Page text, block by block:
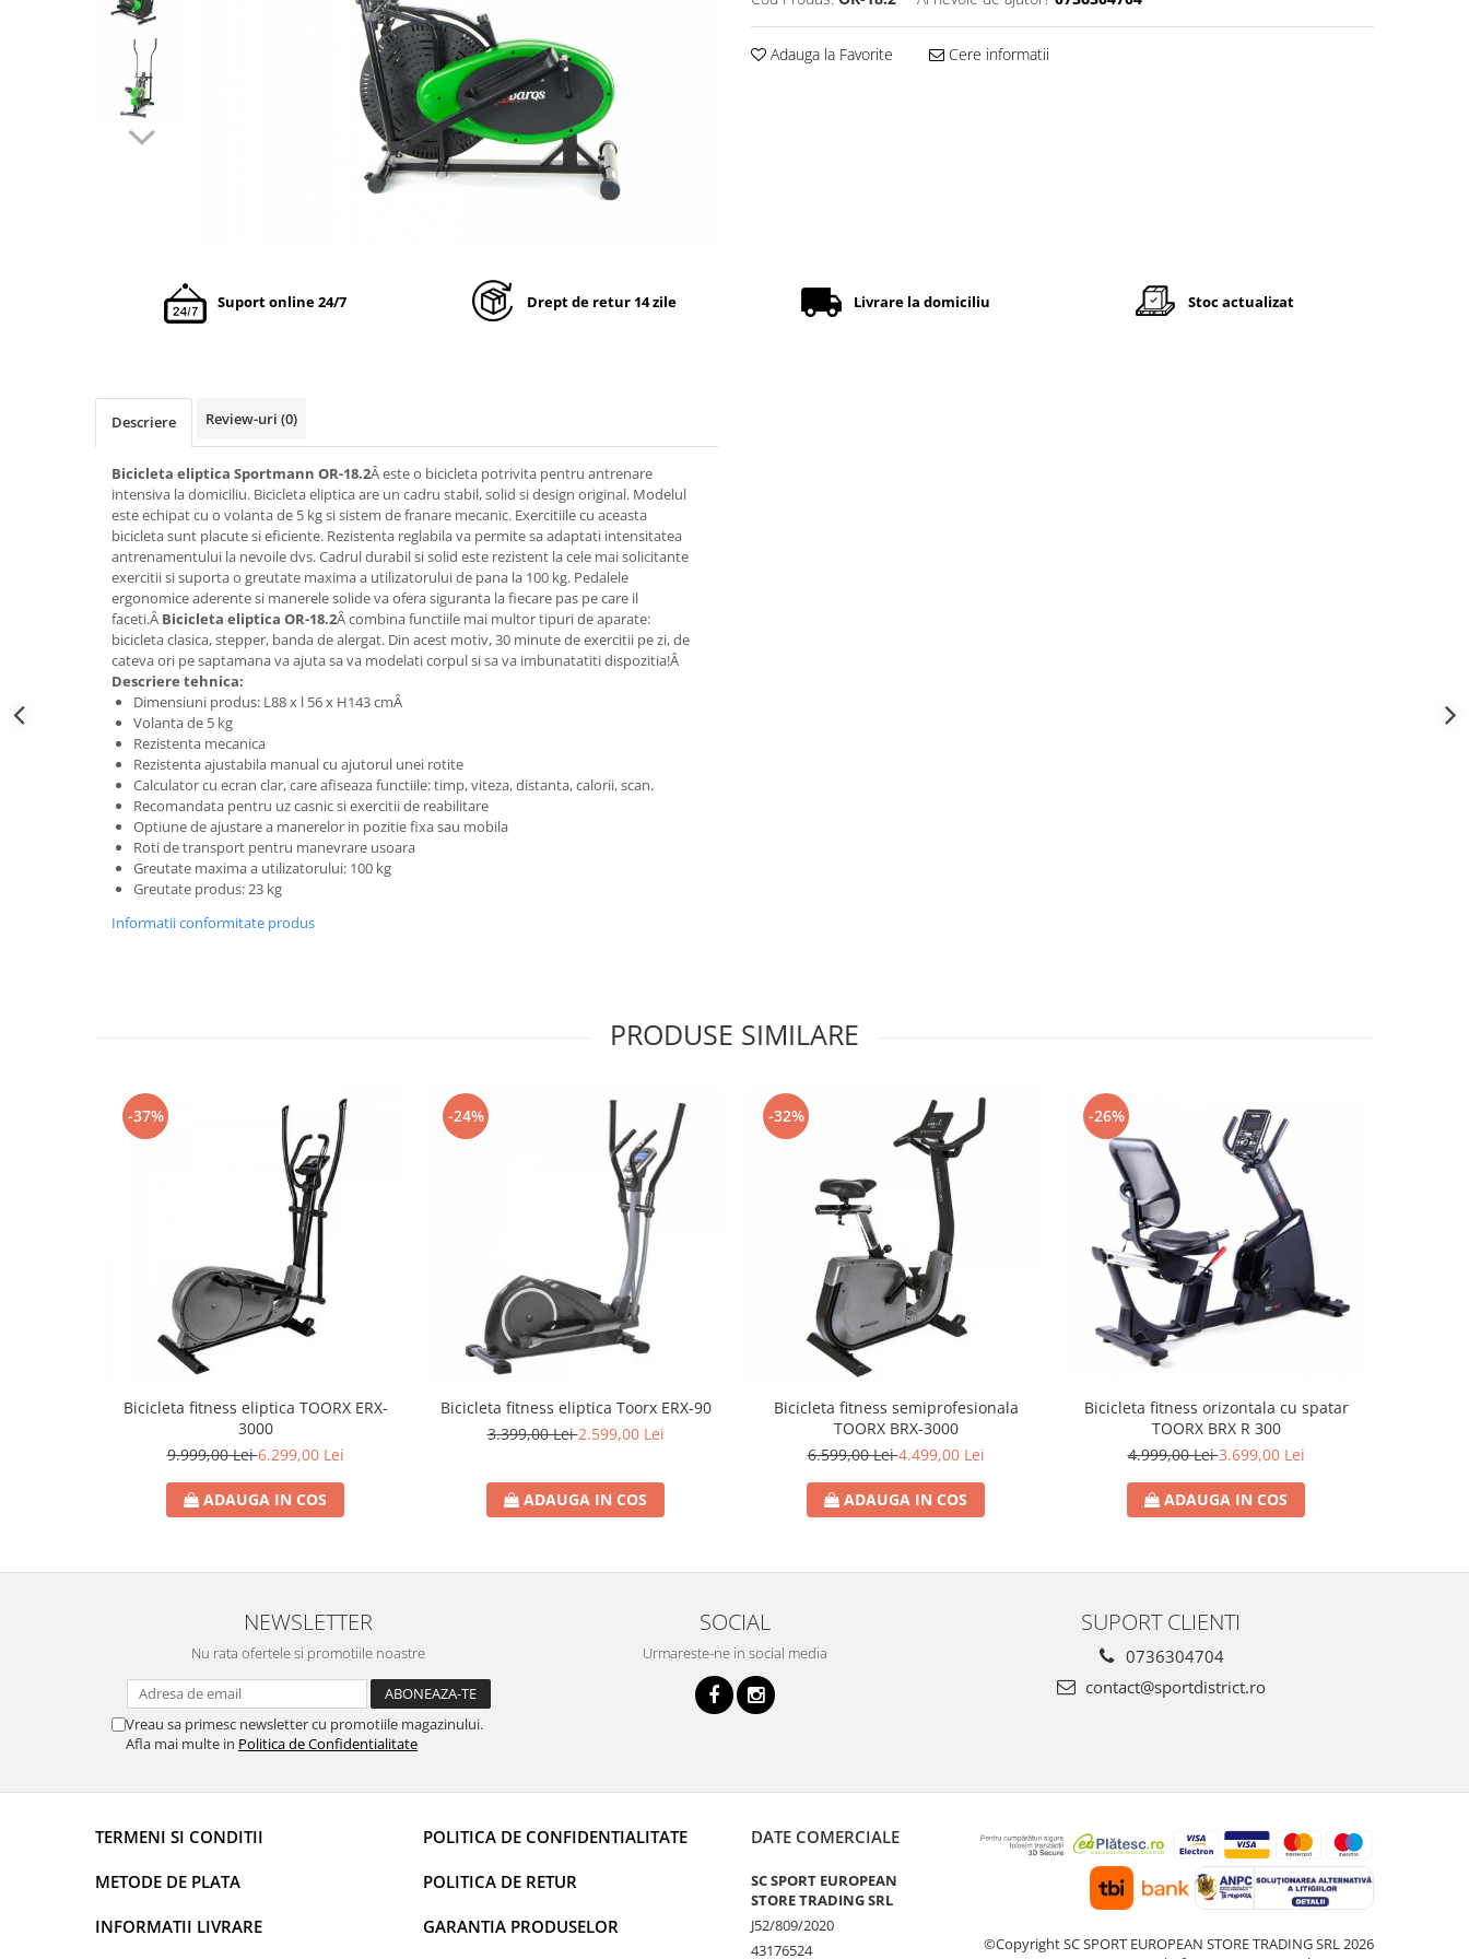
Adauga la Favorite Cere informatii
Suport online 24/7 Drept de retur 14 zile Livrare la domiciliu Stoc actualizat
Descriere Review-uri (0)
Bicicleta eliptica Sportmann OR-18.2Â este o bicicleta potrivita pentru antrenare
intensiva la domiciliu. Bicicleta eliptica are un cadru stabil, solid si design original. Modelul
este echipat cu o volanta de 5 kg si sistem de franare mecanic. Exercitiile cu aceasta
bicicleta sunt placute si eficiente. Rezistenta reglabila va permite sa adaptati intensitatea
antrenamentului la nevoile dvs. Cadrul durabil si solid este rezistent la cele mai solicitante
exercitii si suporta o greutate maxima a utilizatorului de pana la 100 kg. Pedalele
ergonomice aderente si manerele solide va ofera siguranta la fiecare pas pe care il
faceti.Â Bicicleta eliptica OR-18.2Â combina functiile mai multor tipuri de aparate:
bicicleta clasica, stepper, banda de alergat. Din acest motiv, 30 minute de exercitii pe zi, de
cateva ori pe saptamana va ajuta sa va modelati corpul si sa va imbunatatiti dispozitia!Â
Descriere tehnica:
Dimensiuni produs: L88 x l 56 x H143 cmÂ
Volanta de 5 kg
Rezistenta mecanica
Rezistenta ajustabila manual cu ajutorul unei rotite
Calculator cu ecran clar, care afiseaza functiile: timp, viteza, distanta, calorii, scan.
Recomandata pentru uz casnic si exercitii de reabilitare
Optiune de ajustare a manerelor in pozitie fixa sau mobila
Roti de transport pentru manevrare usoara
Greutate maxima a utilizatorului: 100 kg
Greutate produs: 23 kg
Informatii conformitate produs
PRODUSE SIMILARE
-37%
Bicicleta fitness eliptica TOORX ERX-
3000
9.999,00 Lei6.299,00 Lei
ADAUGA IN COS
-24%
Bicicleta fitness eliptica Toorx ERX-90
3.399,00 Lei2.599,00 Lei
ADAUGA IN COS
-32%
Bicicleta fitness semiprofesionala
TOORX BRX-3000
6.599,00 Lei4.499,00 Lei
ADAUGA IN COS
-26%
Bicicleta fitness orizontala cu spatar
TOORX BRX R 300
4.999,00 Lei3.699,00 Lei
ADAUGA IN COS
NEWSLETTER
Nu rata ofertele si promotiile noastre
Vreau sa primesc newsletter cu promotiile magazinului.
Afla mai multe in Politica de Confidentialitate
SOCIAL
Urmareste-ne in social media
SUPORT CLIENTI
0736304704
contact@sportdistrict.ro
TERMENI SI CONDITII
METODE DE PLATA
INFORMATII LIVRARE
POLITICA DE CONFIDENTIALITATE
POLITICA DE RETUR
GARANTIA PRODUSELOR
DATE COMERCIALE
SC SPORT EUROPEAN
STORE TRADING SRL
J52/809/2020
43176524
©Copyright SC SPORT EUROPEAN STORE TRADING SRL 2026